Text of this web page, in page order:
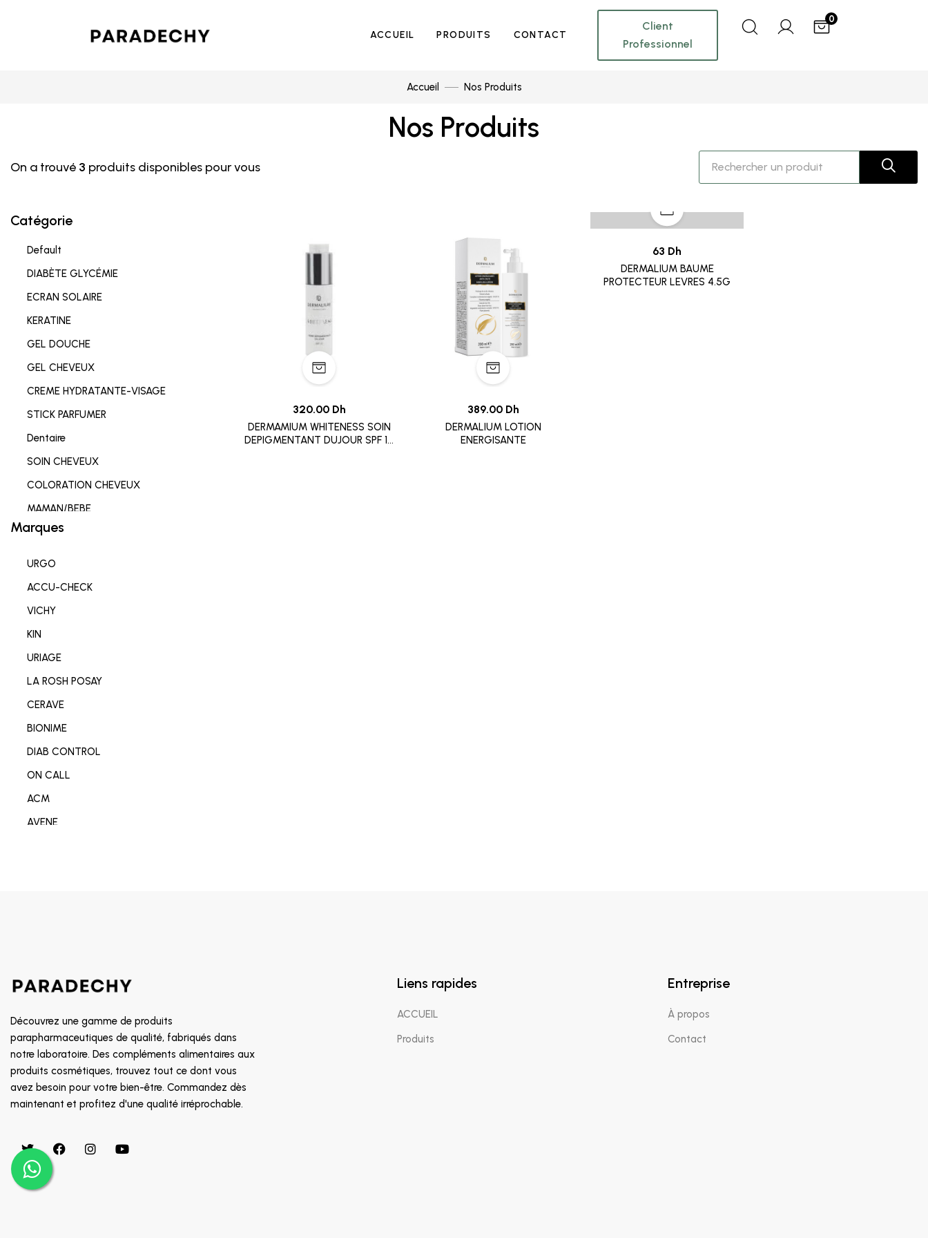
ACCUEIL PRODUITS CONTACT
Client
Professionnel
0
Accueil Nos Produits
Nos Produits
On a trouvé 3 produits disponibles pour vous
320.00 Dh
DERMAMIUM WHITENESS SOIN
DEPIGMENTANT DUJOUR SPF 15
389.00 Dh
DERMALIUM LOTION
ENERGISANTE
63 Dh
DERMALIUM BAUME
PROTECTEUR LEVRES 4.5G
Catégorie
Default
DIABÈTE GLYCÉMIE
ECRAN SOLAIRE
KERATINE
GEL DOUCHE
GEL CHEVEUX
CREME HYDRATANTE-VISAGE
STICK PARFUMER
Dentaire
SOIN CHEVEUX
COLORATION CHEVEUX
MAMAN/BEBE
Complements alimentaires
PROMOTION
Marques
URGO
ACCU-CHECK
VICHY
KIN
URIAGE
LA ROSH POSAY
CERAVE
BIONIME
DIAB CONTROL
ON CALL
ACM
AVENE
CETAPHIL
MGD
INDOKA
CHATEAU ROUGE
CHOLLEY
CICAFAST
CKS
Découvrez une gamme de produits
parapharmaceutiques de qualité, fabriqués dans
notre laboratoire. Des compléments alimentaires aux
produits cosmétiques, trouvez tout ce dont vous
avez besoin pour votre bien-être. Commandez dès
maintenant et profitez d'une qualité irréprochable.
Liens rapides
ACCUEIL
Produits
Entreprise
À propos
Contact